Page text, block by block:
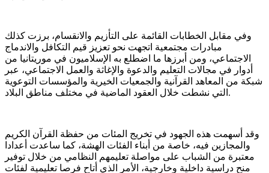
وفي مقابل الخطابات القائمة على التأزيم والانقسام، برزت كذلك
مبادرات مجتمعية اتجهت نحو تعزيز قيم التكافل والاندماج
الاجتماعي، ومن أبرزها ما اضطلع به الإسلاميون في موريتانيا من
أدوار في مجالات التعليم والدعوة والإغاثة والعمل الاجتماعي، عبر
شبكة من المعاهد القرآنية والجمعيات الخيرية والمؤسسات التوعوية
التي نشطت خلال العقود الماضية في مختلف مناطق البلاد.
وقد أسهمت هذه الجهود في تخريج المئات من حفظة القرآن الكريم
والمجازين فيه، خاصة من أبناء الفئات الهشة، كما ساعدت أعدادا
معتبرة من الشباب على مواصلة تعليمهم النظامي من خلال توفير
منح دراسية داخلية وخارجية، الأمر الذي أتاح فرصا تعليمية لفئات